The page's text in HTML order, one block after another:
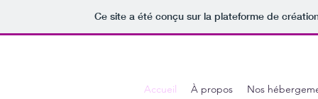
Ce site a été conçu sur la plateforme de
Accueil À propos Nos